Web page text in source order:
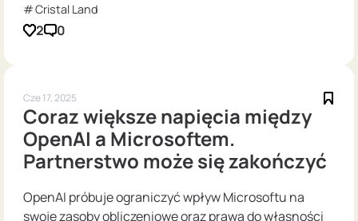
Cristal Land
2 0
Cze 17, 2025
Coraz większe napięcia między
OpenAI a Microsoftem.
Partnerstwo może się zakończyć
OpenAI próbuje ograniczyć wpływ Microsoftu na
swoje zasoby obliczeniowe oraz prawa do własności